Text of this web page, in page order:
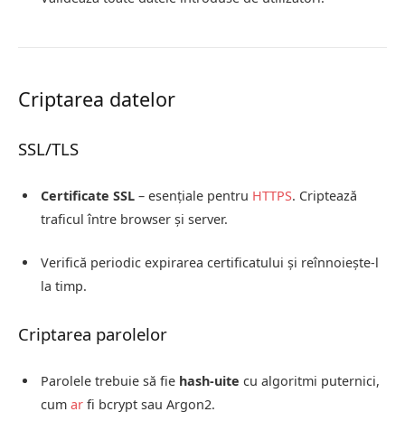
Criptarea datelor
SSL/TLS
Certificate SSL – esențiale pentru HTTPS. Criptează
traficul între browser și server.
Verifică periodic expirarea certificatului și reînnoiește-l
la timp.
Criptarea parolelor
Parolele trebuie să fie hash-uite cu algoritmi puternici,
cum ar fi bcrypt sau Argon2.